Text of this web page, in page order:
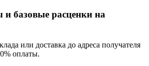
базовые расценки на
или доставка до адреса получателя
оплаты.